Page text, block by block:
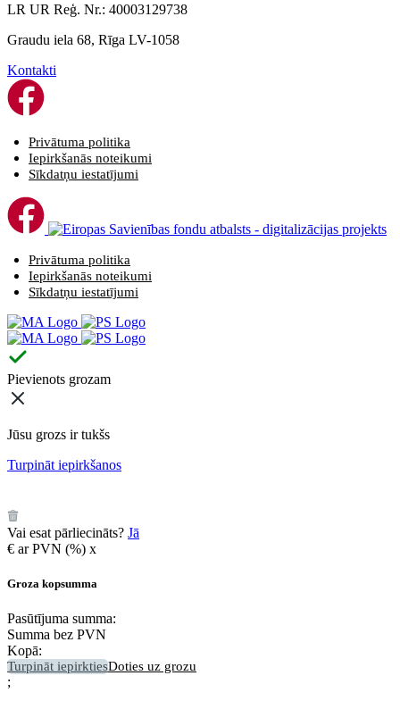
LR UR Reģ. Nr.: 40003129738
Graudu iela 68, Rīga LV-1058
Kontakti
Privātuma politika
Iepirkšanās noteikumi
Sīkdatņu iestatījumi
Privātuma politika
Iepirkšanās noteikumi
Sīkdatņu iestatījumi
Pievienots grozam
Jūsu grozs ir tukšs
Turpināt iepirkšanos
Vai esat pārliecināts? Jā
€ ar PVN (%) x
Groza kopsumma
Pasūtījuma summa:
Summa bez PVN
Kopā:
Turpināt iepirktiesDoties uz grozu
;